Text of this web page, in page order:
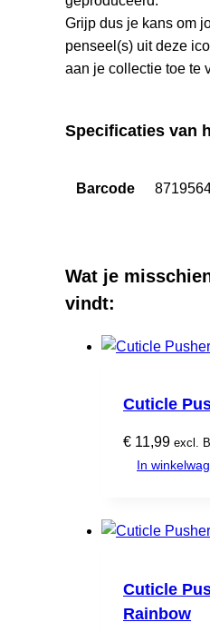
Grijp dus je kans om
penseel(s) uit deze
aan je collectie toe te
Specificaties van
Barcode
Wat je
vindt:
Cuticle
€ 11,99 excl.
In
Cuticle
Rainbow